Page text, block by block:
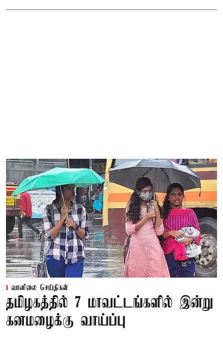
வானிலை செய்திகள்
தமிழகத்தில் 7 மாவட்டங்களில் இன்று
கனமழைக்கு வாய்ப்பு